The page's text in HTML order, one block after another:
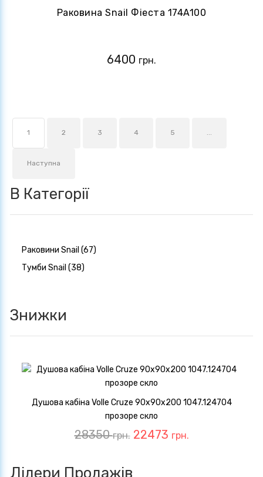
Раковина Snail Фіеста 174A100
6400 грн.
1 2 3 4 5
Наступна
В Категорії
Раковини Snail (67)
Тумби Snail (38)
Знижки
Душова кабіна Volle Cruze 90x90x200 1047.124704
прозоре скло
28350грн. 22473 грн.
Лідери Продажів